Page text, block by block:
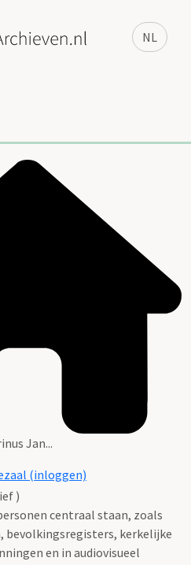
NL
Jan...
(inloggen)
)
centraal staan, zoals
kerkelijke
en in audiovisueel